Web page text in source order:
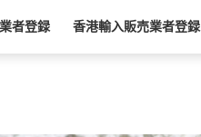
者登録 香港輸入販売業者登録